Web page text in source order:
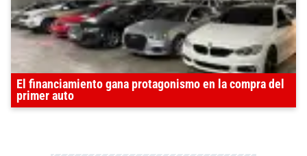
El financiamiento gana protagonismo en la compra del
primer auto